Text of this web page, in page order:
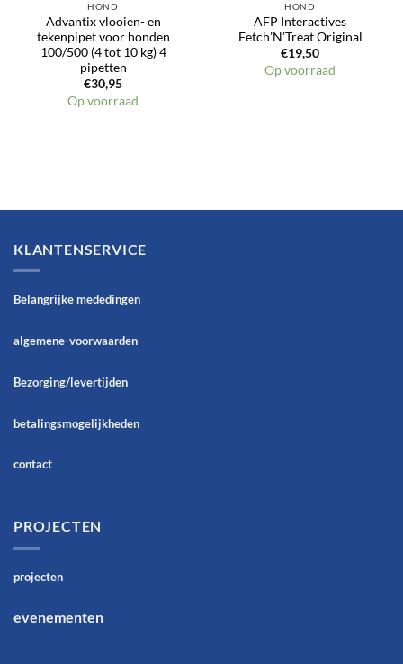
HOND
Advantix vlooien- en
tekenpipet voor honden
100/500 (4 tot 10 kg) 4
pipetten
€30,95
Op voorraad
HOND
AFP Interactives
Fetch’N’Treat Original
€19,50
Op voorraad
KLANTENSERVICE
Belangrijke mededingen
algemene-voorwaarden
Bezorging/levertijden
betalingsmogelijkheden
contact
PROJECTEN
projecten
evenementen